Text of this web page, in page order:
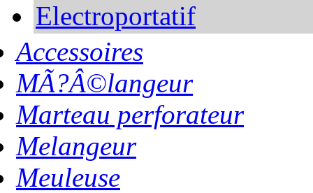
Electroportatif
Accessoires
MÃ?Â©langeur
Marteau perforateur
Melangeur
Meuleuse